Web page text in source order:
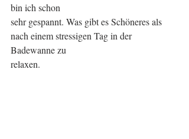
bin ich schon
sehr gespannt. Was gibt es Schöneres als
nach einem stressigen Tag in der
Badewanne zu
relaxen.